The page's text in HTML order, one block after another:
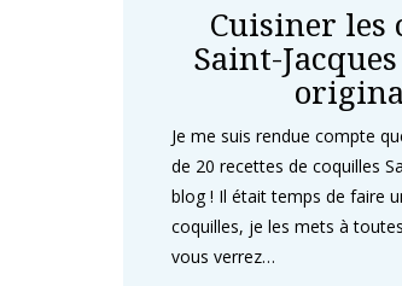
Cuisiner les
Saint-
Je me suis rendue compte
de 20 recettes de coquilles
blog ! Il était temps de faire
coquilles, je les mets à
vous verrez…